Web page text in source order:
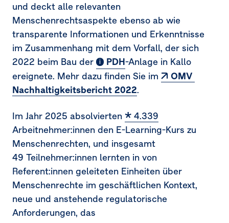
und deckt alle relevanten
Menschenrechtsaspekte ebenso ab wie
transparente Informationen und Erkenntnisse
im Zusammenhang mit dem Vorfall, der sich
2022 beim Bau der
PDH-Anlage in Kallo
ereignete. Mehr dazu finden Sie im
OMV
Nachhaltigkeitsbericht 2022.
Im Jahr 2025 absolvierten
4.339
Arbeitnehmer:innen den E-Learning-Kurs zu
Menschenrechten, und insgesamt
49 Teilnehmer:innen lernten in von
Referent:innen geleiteten Einheiten über
Menschenrechte im geschäftlichen Kontext,
neue und anstehende regulatorische
Anforderungen, das